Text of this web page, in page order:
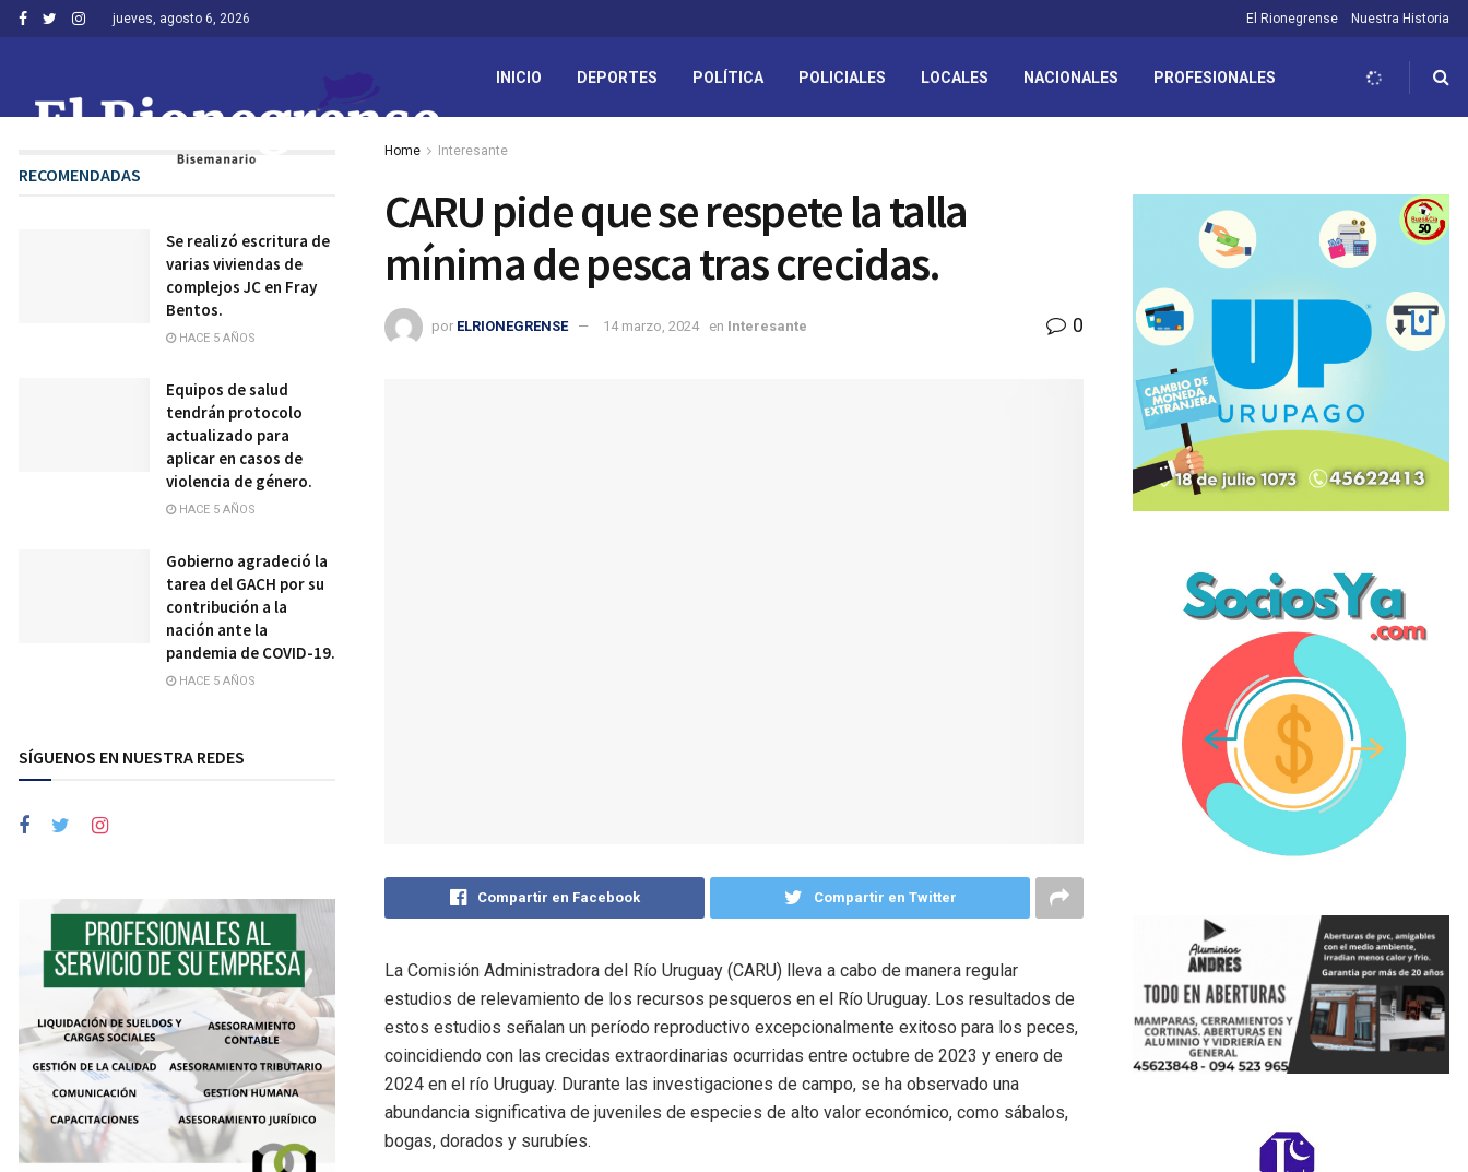
jueves, agosto 6, 2026 El Rionegrense Nuestra Historia
INICIO DEPORTES POLÍTICA POLICIALES LOCALES NACIONALES PROFESIONALES
Home Interesante
CARU pide que se respete la talla
mínima de pesca tras crecidas.
por ELRIONEGRENSE 14 marzo, 2024 en Interesante 0
Compartir en Facebook Compartir en Twitter
La Comisión Administradora del Río Uruguay (CARU) lleva a cabo de manera regular
estudios de relevamiento de los recursos pesqueros en el Río Uruguay. Los resultados de
estos estudios señalan un período reproductivo excepcionalmente exitoso para los peces,
coincidiendo con las crecidas extraordinarias ocurridas entre octubre de 2023 y enero de
2024 en el río Uruguay. Durante las investigaciones de campo, se ha observado una
abundancia significativa de juveniles de especies de alto valor económico, como sábalos,
bogas, dorados y surubíes.
RECOMENDADAS
Se realizó escritura de
varias viviendas de
complejos JC en Fray
Bentos.
HACE 5 AÑOS
Equipos de salud
tendrán protocolo
actualizado para
aplicar en casos de
violencia de género.
HACE 5 AÑOS
Gobierno agradeció la
tarea del GACH por su
contribución a la
nación ante la
pandemia de COVID-19.
HACE 5 AÑOS
SÍGUENOS EN NUESTRA REDES